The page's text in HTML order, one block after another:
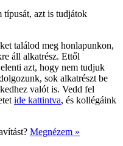
típusát, azt is tudjátok
találod meg honlapunkon,
áll alkatrész. Ettől
azt, hogy nem tudjuk
sok alkatrészt be
valót is. Vedd fel
ide kattintva, és kollégáink
Megnézem »